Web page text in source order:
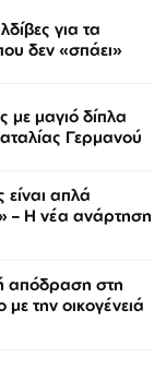
για τα
δεν «σπάει»
με μαγιό δίπλα
Γερμανού
απλά
– Η νέα ανάρτηση
απόδραση στη
την οικογένειά